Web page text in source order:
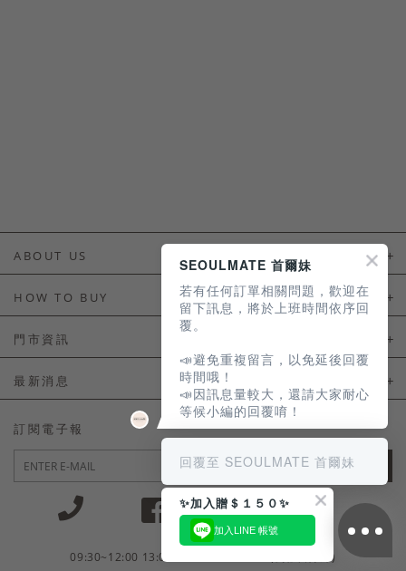
ABOUT US
HOW TO BUY
如何購買
會員常見問題
訂單常見問題
商品售後服務
電子發票
門市資訊
門市資訊
最新消息
LINE官方會員活動
訂閱電子報
JOIN
09:30~12:00 13:00~18:30 / Mon - Fri(例假日除外)
SEOULMATE 首爾妹
若有任何訂單相關問題，歡迎在
留下訊息，將於上班時間依序回
覆。
📣避免重複留言，以免延後回覆
時間哦！
📣因訊息量較大，還請大家耐心
等候小編的回覆唷！
回覆至 SEOULMATE 首爾妹
✨加入贈＄１５０✨
加入LINE 帳號